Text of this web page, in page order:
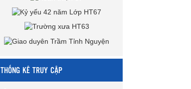
THỐNG KÊ TRUY CẬP